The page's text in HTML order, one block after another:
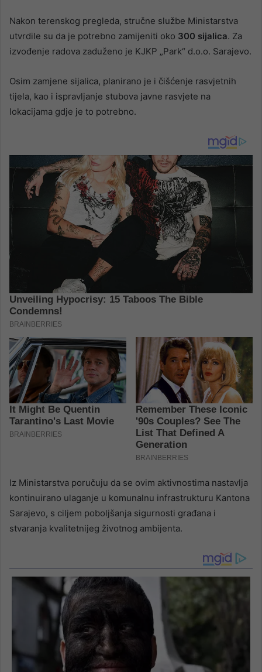
Nakon terenskog pregleda, stručne službe Ministarstva
utvrdile su da je potrebno zamijeniti oko 300 sijalica. Za
izvođenje radova zaduženo je KJKP „Park“ d.o.o. Sarajevo.
Osim zamjene sijalica, planirano je i čišćenje rasvjetnih
tijela, kao i ispravljanje stubova javne rasvjete na
lokacijama gdje je to potrebno.
Iz Ministarstva poručuju da se ovim aktivnostima nastavlja
kontinuirano ulaganje u komunalnu infrastrukturu Kantona
Sarajevo, s ciljem poboljšanja sigurnosti građana i
stvaranja kvalitetnijeg životnog ambijenta.